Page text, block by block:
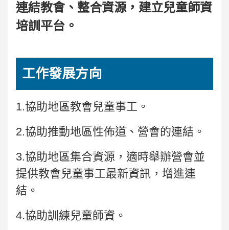
連結教會、整合資源， 建立兒童師資
培訓平台。
工作發展方向
1.協助地區教會兒童事工。
2.協助推動地區性佈道、營會的連結。
3.協助地區集合資源，適時舉辦營會並
提供教會兒童事工最新資訊，增進連
結。
4.協助訓練兒童師資。